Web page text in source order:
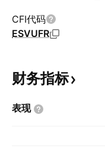
CFI代码
ESVUFR
财务指标
表现